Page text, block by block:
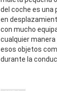
del coche es una
en
con mucho
cualquier
esos objetos
durante la